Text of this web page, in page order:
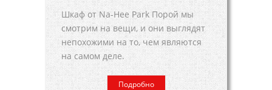
Шкаф от Na-Hee Park Порой мы
смотрим на вещи, и они выглядят
непохожими на то, чем являются
на самом деле.
Подробно